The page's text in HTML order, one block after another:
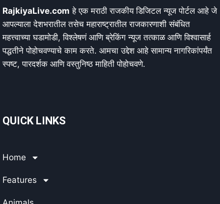
RajkiyaLive.com हे एक मराठी राजकीय डिजिटल न्यूज पोर्टल आहे जे
आपल्याला देशभरातील तसेच महाराष्ट्रातील राजकारणाशी संबंधित
महत्त्वाच्या घडामोडी, विश्लेषणं आणि ब्रेकिंग न्यूज तत्काळ आणि विश्वासार्ह
पद्धतीने पोहोचवण्याचे काम करते. आमचा उद्देश आहे सामान्य नागरिकांपर्यंत
स्पष्ट, पारदर्शक आणि वस्तुनिष्ठ माहिती पोहोचवणे.
QUICK LINKS
Home
Features